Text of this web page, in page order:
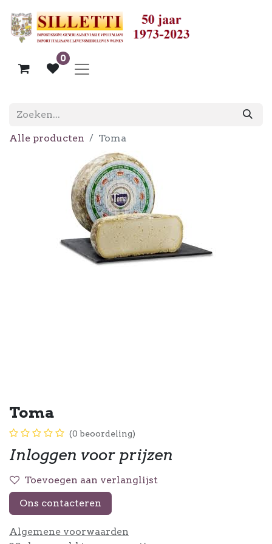
0
Alle producten Toma
Toma
(0 beoordeling)
Inloggen voor prijzen
Toevoegen aan verlanglijst
Ons contacteren
Algemene voorwaarden